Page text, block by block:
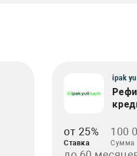
ipak
от 25%
Ставка
100
Сумма